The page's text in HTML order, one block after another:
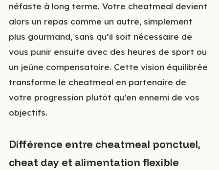
néfaste à long terme. Votre cheatmeal devient
alors un repas comme un autre, simplement
plus gourmand, sans qu’il soit nécessaire de
vous punir ensuite avec des heures de sport ou
un jeûne compensatoire. Cette vision équilibrée
transforme le cheatmeal en partenaire de
votre progression plutôt qu’en ennemi de vos
objectifs.
Différence entre cheatmeal ponctuel,
cheat day et alimentation flexible